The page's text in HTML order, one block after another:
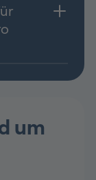
um